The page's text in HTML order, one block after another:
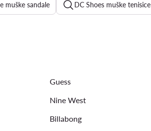
muške sandale DC Shoes muške tenisice
Guess
Nine West
Billabong